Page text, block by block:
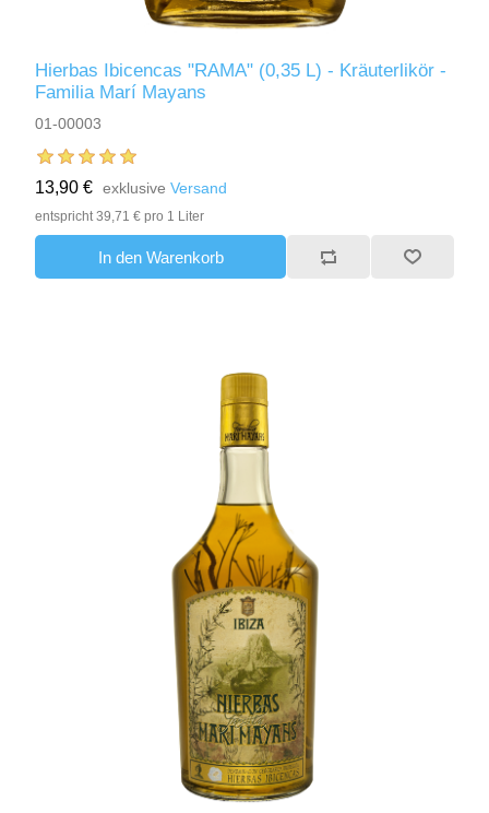
Hierbas Ibicencas "RAMA" (0,35 L) - Kräuterlikör -
Familia Marí Mayans
01-00003
13,90 € exklusiveVersand
entspricht 39,71 € pro 1 Liter
In den Warenkorb